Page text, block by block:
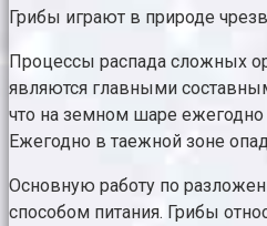
Грибы играют в природе
Процессы распада сложных
являются главными
что на земном шаре ежегодно
Ежегодно в таежной зоне опад
Основную работу по
способом питания. Грибы